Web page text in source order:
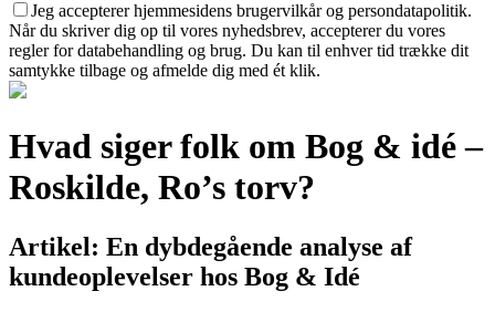
Jeg accepterer hjemmesidens brugervilkår og persondatapolitik.
Når du skriver dig op til vores nyhedsbrev, accepterer du vores
regler for databehandling og brug. Du kan til enhver tid trække dit
samtykke tilbage og afmelde dig med ét klik.
Hvad siger folk om Bog & idé –
Roskilde, Ro’s torv?
Artikel: En dybdegående analyse af
kundeoplevelser hos Bog & Idé